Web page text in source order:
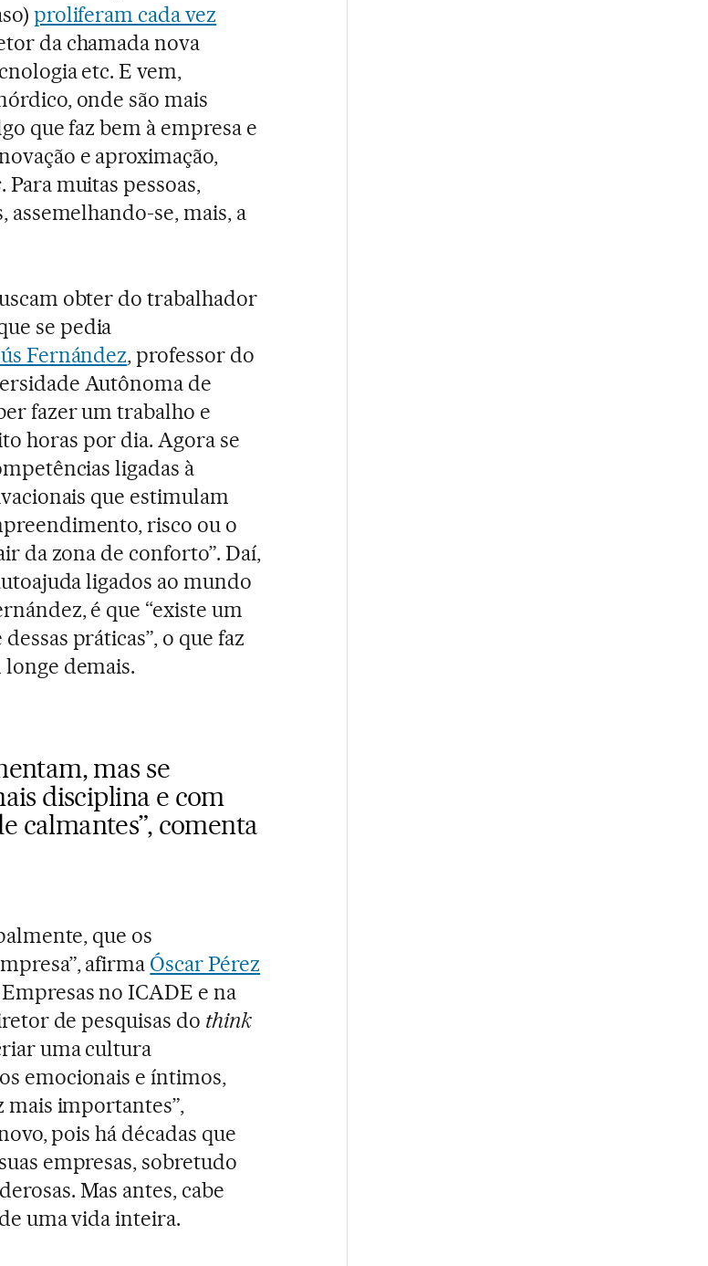
proliferam cada vez
da chamada nova
etc. E vem,
onde são mais
que faz bem à empresa e
e aproximação,
. Para muitas pessoas,
assemelhando-se, mais, a
obter do trabalhador
se pedia
Fernández, professor do
Autônoma de
fazer um trabalho e
horas por dia. Agora se
ligadas à
que estimulam
risco ou o
da zona de conforto”. Daí,
ligados ao mundo
é que “existe um
práticas”, o que faz
longe demais.
mas se
disciplina e com
calmantes”, comenta
que os
afirma Óscar Pérez
no ICADE e na
de pesquisas do think
uma cultura
emocionais e íntimos,
mais importantes”,
pois há décadas que
empresas, sobretudo
Mas antes, cabe
uma vida inteira.